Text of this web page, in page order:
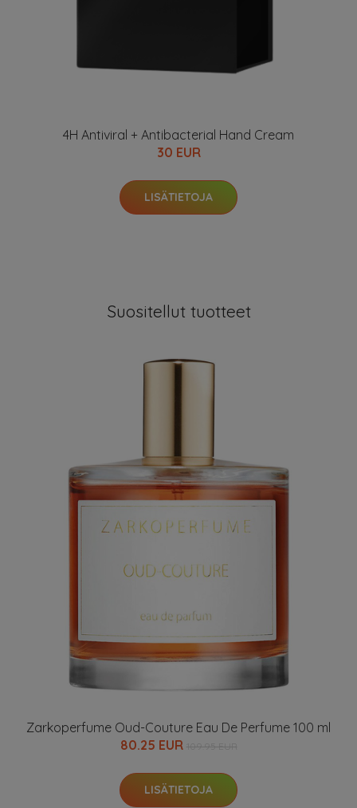
4H Antiviral + Antibacterial Hand Cream
30 EUR
LISÄTIETOJA
Suositellut tuotteet
Zarkoperfume Oud-Couture Eau De Perfume 100 ml
80.25 EUR
LISÄTIETOJA